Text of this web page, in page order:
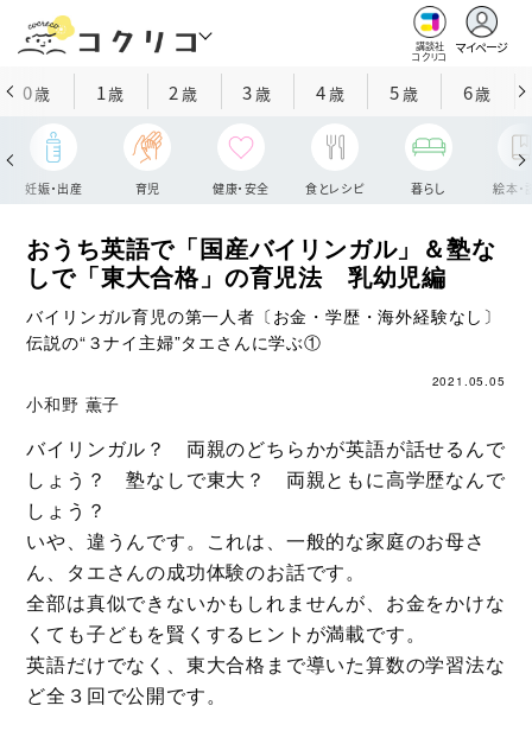
講談社
コクリコ
マイページ
0歳 1歳 2 歳 3歳 4歳 5歳 6歳
妊娠・出産 育児 健康・安全 食とレシピ 暮らし 絵本・
おうち英語で「国産バイリンガル」＆塾な
しで「東大合格」の育児法 乳幼児編
バイリンガル育児の第一人者〔お金・学歴・海外経験なし〕
伝説の“３ナイ主婦”タエさんに学ぶ①
2021.05.05
小和野 薫子
バイリンガル？ 両親のどちらかが英語が話せるんで
しょう？ 塾なしで東大？ 両親ともに高学歴なんで
しょう？
いや、違うんです。これは、一般的な家庭のお母さ
ん、タエさんの成功体験のお話です。
全部は真似できないかもしれませんが、お金をかけな
くても子どもを賢くするヒントが満載です。
英語だけでなく、東大合格まで導いた算数の学習法な
ど全３回で公開です。